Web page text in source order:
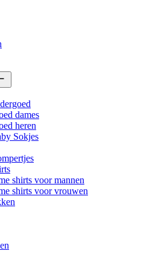
menu
dames
heren
Sokjes
shirts voor mannen
shirts voor vrouwen